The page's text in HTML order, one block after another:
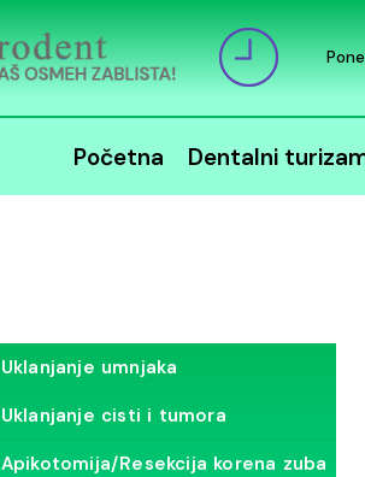
Početna Dentalni
Uklanjanje umnjaka
Uklanjanje cisti i tumora
Apikotomija/Resekcija korena zuba